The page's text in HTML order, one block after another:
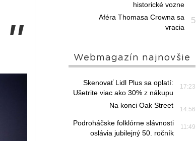
"
historické vozne
5
Aféra Thomasa Crowna sa
vracia
Webmagazín najnovšie
17:23
Skenovať Lidl Plus sa oplatí:
Ušetrite viac ako 30% z nákupu
14:56
Na konci Oak Street
11:49
Podroháčske folklórne slávnosti
oslávia jubilejný 50. ročník